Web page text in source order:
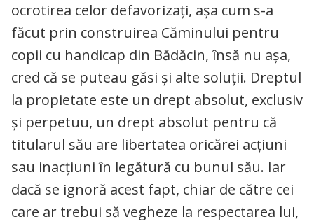
ocrotirea celor defavorizaţi, aşa cum s-a
făcut prin construirea Căminului pentru
copii cu handicap din Bădăcin, însă nu aşa,
cred că se puteau găsi şi alte soluţii. Dreptul
la propietate este un drept absolut, exclusiv
și perpetuu, un drept absolut pentru că
titularul său are libertatea oricărei acțiuni
sau inacțiuni în legătură cu bunul său. Iar
dacă se ignoră acest fapt, chiar de către cei
care ar trebui să vegheze la respectarea lui,